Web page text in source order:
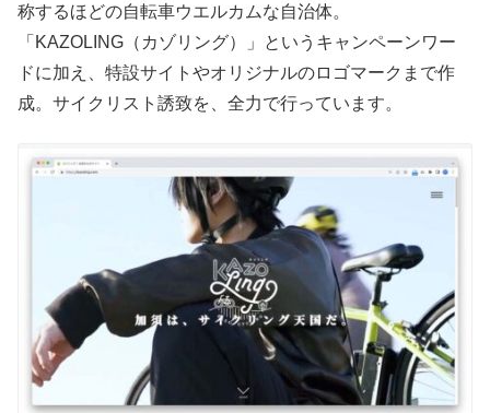
称するほどの自転車ウエルカムな自治体。
「KAZOLING（カゾリング）」というキャンペーンワー
ドに加え、特設サイトやオリジナルのロゴマークまで作
成。サイクリスト誘致を、全力で行っています。